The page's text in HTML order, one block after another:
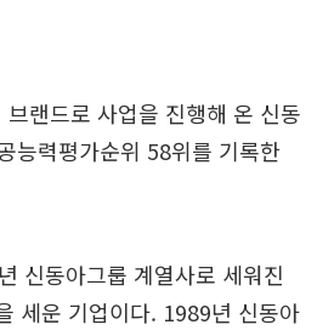
랜드로 사업을 진행해 온 신동
능력평가순위 58위를 기록한
신동아그룹 계열사로 세워진
세운 기업이다. 1989년 신동아